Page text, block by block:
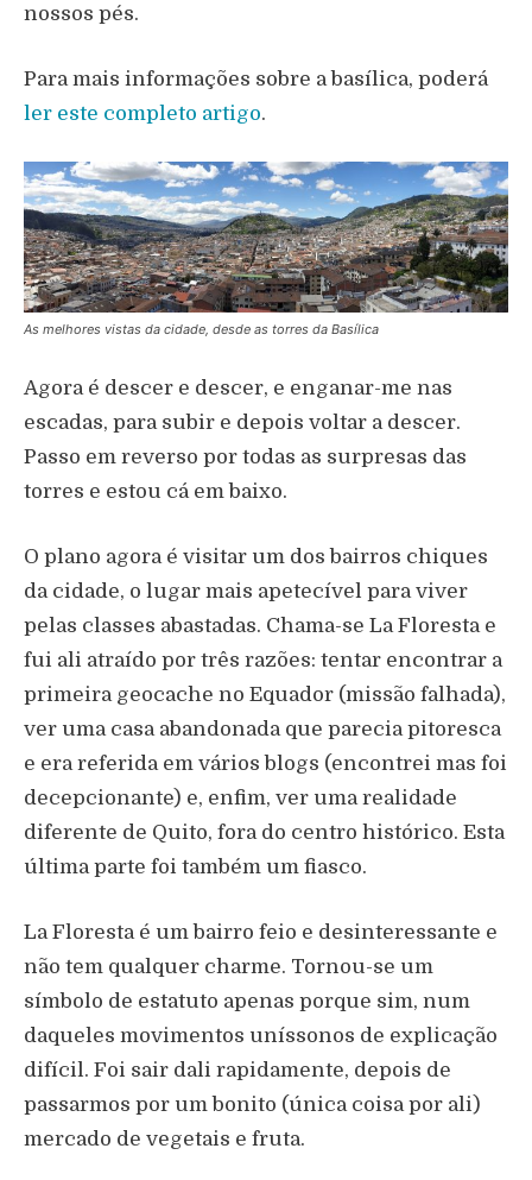
nossos pés.
Para mais informações sobre a basílica, poderá
ler este completo artigo.
As melhores vistas da cidade, desde as torres da Basílica
Agora é descer e descer, e enganar-me nas
escadas, para subir e depois voltar a descer.
Passo em reverso por todas as surpresas das
torres e estou cá em baixo.
O plano agora é visitar um dos bairros chiques
da cidade, o lugar mais apetecível para viver
pelas classes abastadas. Chama-se La Floresta e
fui ali atraído por três razões: tentar encontrar a
primeira geocache no Equador (missão falhada),
ver uma casa abandonada que parecia pitoresca
e era referida em vários blogs (encontrei mas foi
decepcionante) e, enfim, ver uma realidade
diferente de Quito, fora do centro histórico. Esta
última parte foi também um fiasco.
La Floresta é um bairro feio e desinteressante e
não tem qualquer charme. Tornou-se um
símbolo de estatuto apenas porque sim, num
daqueles movimentos uníssonos de explicação
difícil. Foi sair dali rapidamente, depois de
passarmos por um bonito (única coisa por ali)
mercado de vegetais e fruta.